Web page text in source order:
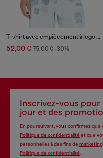
T-shirt avec empiècement à logo en jacquard
52,00 € 75,00 €-30%
Inscrivez-vous
jour et des
En poursuivant, vous confirmez que
Politique de confidentialité et que
personnelles à des fins de
Politique de confidentialité